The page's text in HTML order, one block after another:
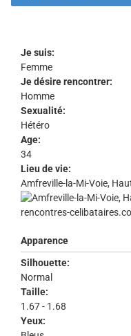
Je suis:
Femme
Je désire rencontrer:
Homme
Sexualité:
Hétéro
Age:
34
Lieu de vie:
Amfreville-la-Mi-Voie,
Apparence
Silhouette:
Normal
Taille:
1.67 - 1.68
Yeux: